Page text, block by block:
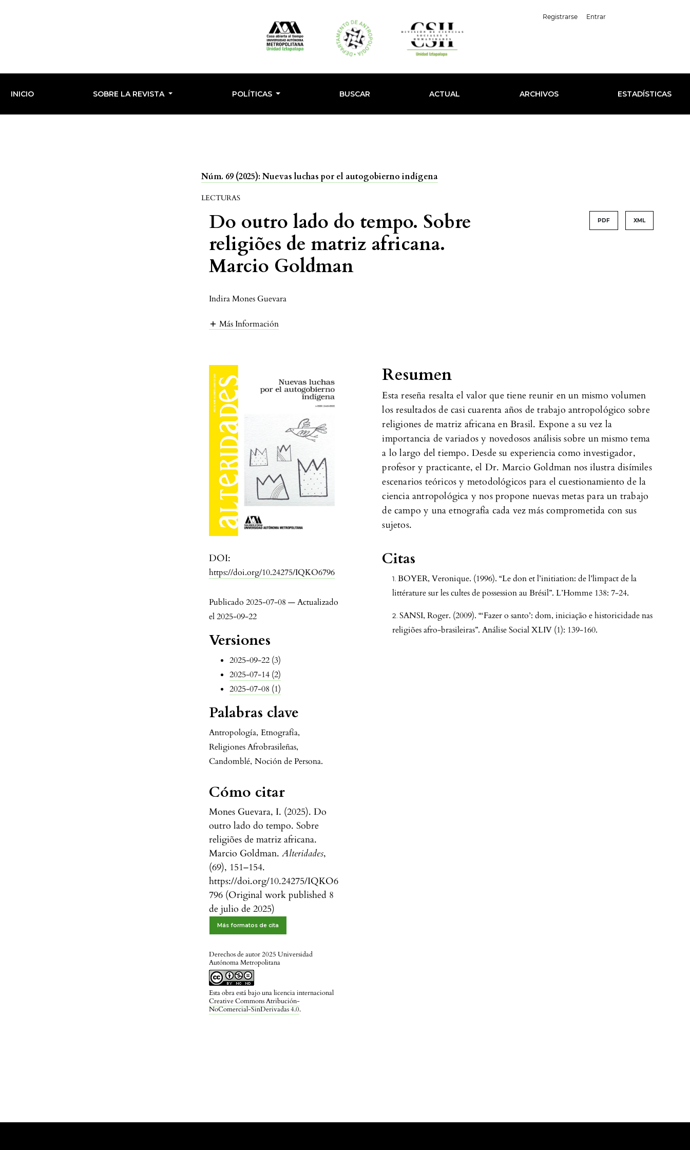
Registrarse Entrar
INICIO SOBRE LA REVISTA POLÍTICAS BUSCAR ACTUAL ARCHIVOS ESTADÍSTICAS
Núm. 69 (2025): Nuevas luchas por el autogobierno indígena
LECTURAS
Do outro lado do tempo. Sobre
religiões de matriz africana.
Marcio Goldman
PDF XML
Indira Mones Guevara
Más Información
DOI:
https://doi.org/10.24275/IQKO6796
Publicado 2025-07-08 — Actualizado
el 2025-09-22
Versiones
2025-09-22 (3)
2025-07-14 (2)
2025-07-08 (1)
Palabras clave
Antropología, Etnografía,
Religiones Afrobrasileñas,
Candomblé, Noción de Persona.
Cómo citar
Mones Guevara, I. (2025). Do
outro lado do tempo. Sobre
religiões de matriz africana.
Marcio Goldman. Alteridades,
(69), 151–154.
https://doi.org/10.24275/IQKO6
796 (Original work published 8
de julio de 2025)
Más formatos de cita
Derechos de autor 2025 Universidad
Autónoma Metropolitana
Esta obra está bajo una licencia internacional
Creative Commons Atribución-
NoComercial-SinDerivadas 4.0.
Resumen
Esta reseña resalta el valor que tiene reunir en un mismo volumen
los resultados de casi cuarenta años de trabajo antropológico sobre
religiones de matriz africana en Brasil. Expone a su vez la
importancia de variados y novedosos análisis sobre un mismo tema
a lo largo del tiempo. Desde su experiencia como investigador,
profesor y practicante, el Dr. Marcio Goldman nos ilustra disímiles
escenarios teóricos y metodológicos para el cuestionamiento de la
ciencia antropológica y nos propone nuevas metas para un trabajo
de campo y una etnografía cada vez más comprometida con sus
sujetos.
Citas
BOYER, Veronique. (1996). “Le don et l’initiation: de l’limpact de la
littérature sur les cultes de possession au Brésil”. L’Homme 138: 7-24.
SANSI, Roger. (2009). “‘Fazer o santo’: dom, iniciação e historicidade nas
religiões afro-brasileiras”. Análise Social XLIV (1): 139-160.